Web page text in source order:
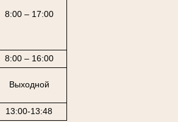
8:00 – 17:00
8:00 – 16:00
Выходной
13:00-13:48